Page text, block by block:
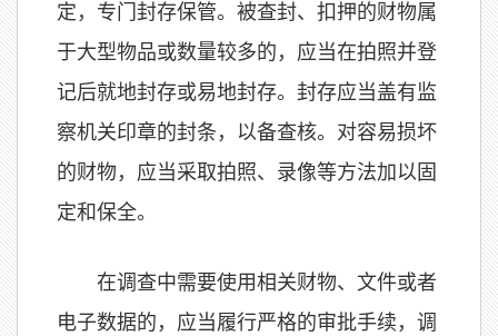
定，专门封存保管。被查封、扣押的财物属
于大型物品或数量较多的，应当在拍照并登
记后就地封存或易地封存。封存应当盖有监
察机关印章的封条，以备查核。对容易损坏
的财物，应当采取拍照、录像等方法加以固
定和保全。
在调查中需要使用相关财物、文件或者
电子数据的，应当履行严格的审批手续，调